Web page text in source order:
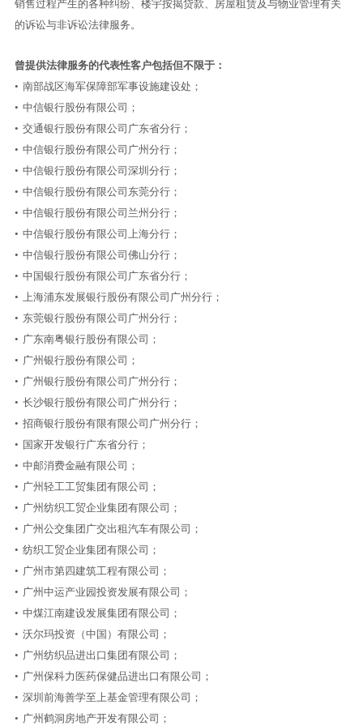
销售过程产生的各种纠纷、楼宇按揭贷款、房屋租赁及与物业管理有关
的诉讼与非诉讼法律服务。
曾提供法律服务的代表性客户包括但不限于：
• 南部战区海军保障部军事设施建设处；
• 中信银行股份有限公司；
• 交通银行股份有限公司广东省分行；
• 中信银行股份有限公司广州分行；
• 中信银行股份有限公司深圳分行；
• 中信银行股份有限公司东莞分行；
• 中信银行股份有限公司兰州分行；
• 中信银行股份有限公司上海分行；
• 中信银行股份有限公司佛山分行；
• 中国银行股份有限公司广东省分行；
• 上海浦东发展银行股份有限公司广州分行；
• 东莞银行股份有限公司广州分行；
• 广东南粤银行股份有限公司；
• 广州银行股份有限公司；
• 广州银行股份有限公司广州分行；
• 长沙银行股份有限公司广州分行；
• 招商银行股份有限有限公司广州分行；
• 国家开发银行广东省分行；
• 中邮消费金融有限公司；
• 广州轻工工贸集团有限公司；
• 广州纺织工贸企业集团有限公司；
• 广州 公交集团广交出租汽车有限公司；
• 纺织工贸企业集团有限公司；
• 广州市第四建筑工程有限公司；
• 广州中运产业园投资发展有限公司；
• 中煤江南建设发展集团有限公司；
• 沃尔玛投资（中国）有限公司；
• 广州纺织品进出口集团有限公司；
• 广州保科力医药保健品进出口有限公司；
• 深圳前海善学至上基金管理有限公司；
• 广州鹤洞房地产开发有限公司；